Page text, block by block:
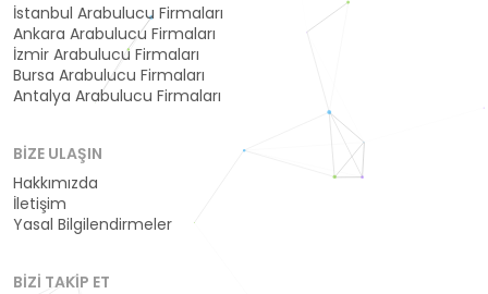
İstanbul Arabulucu Firmaları
Ankara Arabulucu Firmaları
İzmir Arabulucu Firmaları
Bursa Arabulucu Firmaları
Antalya Arabulucu Firmaları
BIZE ULAŞIN
Hakkımızda
İletişim
Yasal Bilgilendirmeler
BIZI TAKIP ET